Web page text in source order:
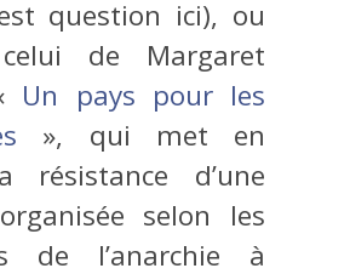
question ici), ou
de Margaret
Un pays pour les
», qui met en
résistance d’une
selon les
de l’anarchie à